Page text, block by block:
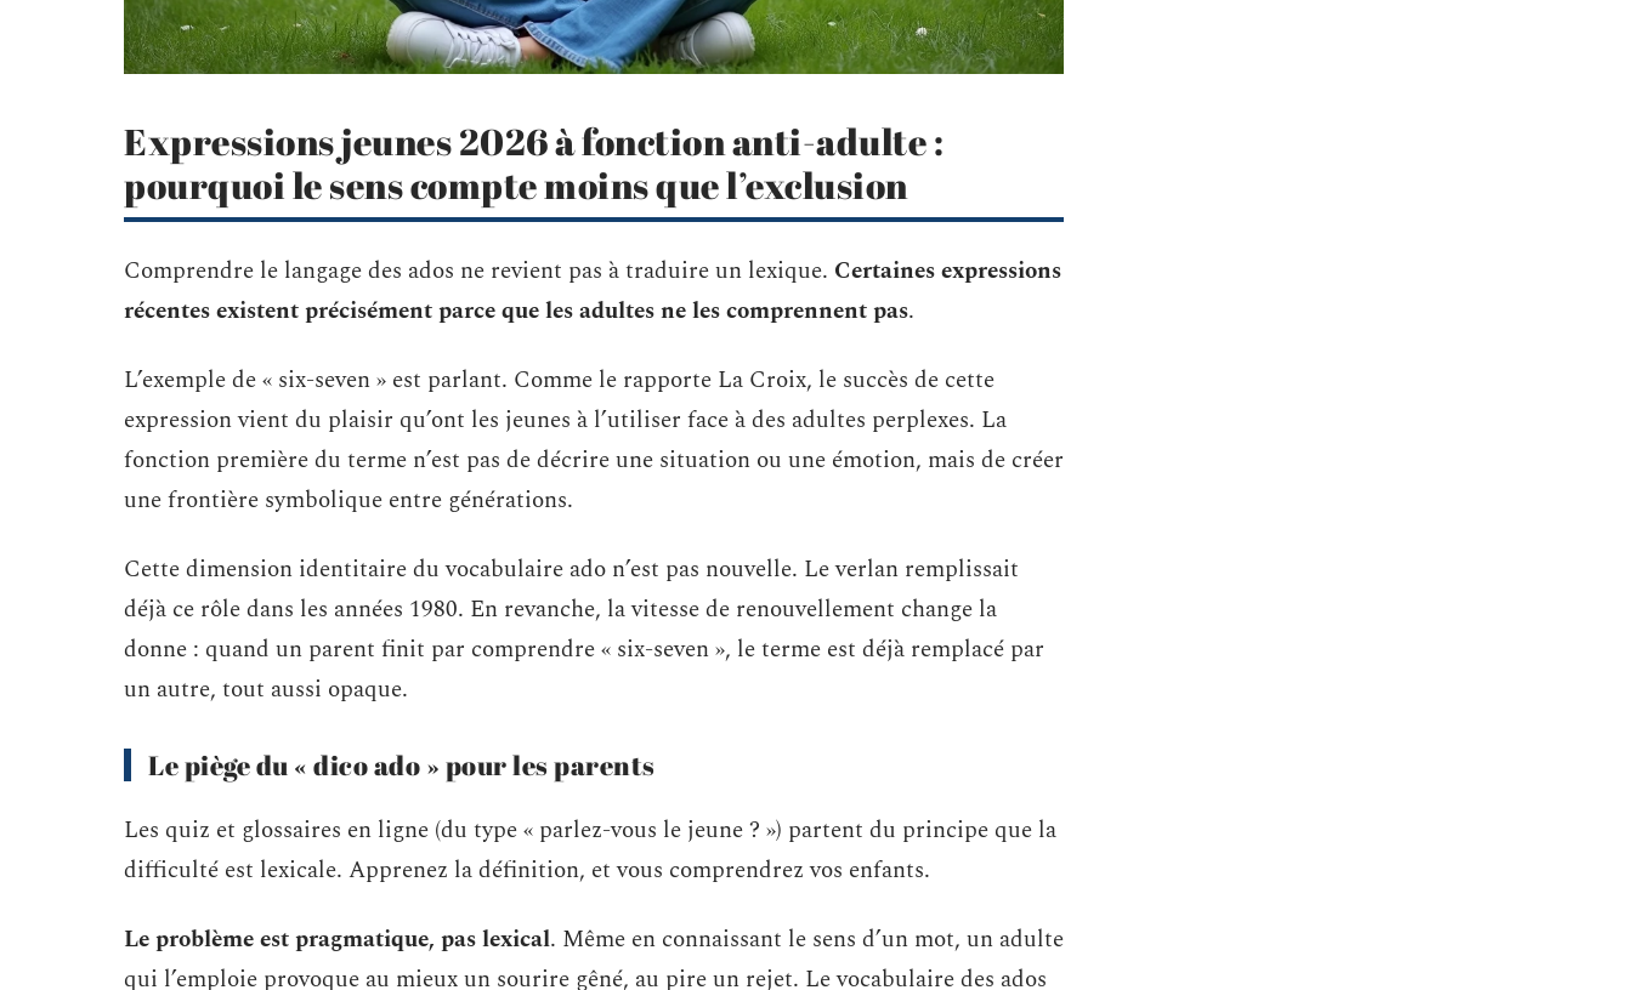
Expressions jeunes 2026 à fonction anti-adulte :
pourquoi le sens compte moins que l’exclusion
Comprendre le langage des ados ne revient pas à traduire un lexique. Certaines expressions
récentes existent précisément parce que les adultes ne les comprennent pas.
L’exemple de « six-seven » est parlant. Comme le rapporte La Croix, le succès de cette
expression vient du plaisir qu’ont les jeunes à l’utiliser face à des adultes perplexes. La
fonction première du terme n’est pas de décrire une situation ou une émotion, mais de créer
une frontière symbolique entre générations.
Cette dimension identitaire du vocabulaire ado n’est pas nouvelle. Le verlan remplissait
déjà ce rôle dans les années 1980. En revanche, la vitesse de renouvellement change la
donne : quand un parent finit par comprendre « six-seven », le terme est déjà remplacé par
un autre, tout aussi opaque.
Le piège du « dico ado » pour les parents
Les quiz et glossaires en ligne (du type « parlez-vous le jeune ? ») partent du principe que la
difficulté est lexicale. Apprenez la définition, et vous comprendrez vos enfants.
Le problème est pragmatique, pas lexical. Même en connaissant le sens d’un mot, un adulte
qui l’emploie provoque au mieux un sourire gêné, au pire un rejet. Le vocabulaire des ados